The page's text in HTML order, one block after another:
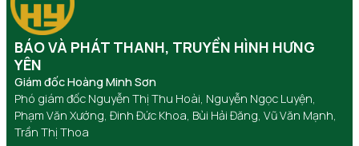
BÁO VÀ PHÁT THANH, TRUYỀN HÌNH HƯNG
YÊN
Giám đốc Hoàng Minh Sơn
Phó giám đốc Nguyễn Thị Thu Hoài, Nguyễn Ngọc Luyện,
Phạm Văn Xướng, Đinh Đức Khoa, Bùi Hải Đăng, Vũ Văn Mạnh,
Trần Thị Thoa